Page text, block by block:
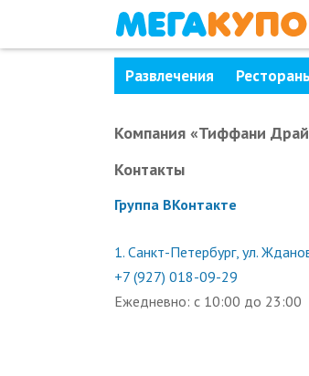
Развлечения
Компания «Тиффани
Контакты
Группа ВКонтакте
1. Санкт-Петербург, ул.
+7 (927) 018-09-29
Ежедневно: с 10:00 до 23:00